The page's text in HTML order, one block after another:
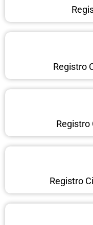
Registro
Registro
Registro